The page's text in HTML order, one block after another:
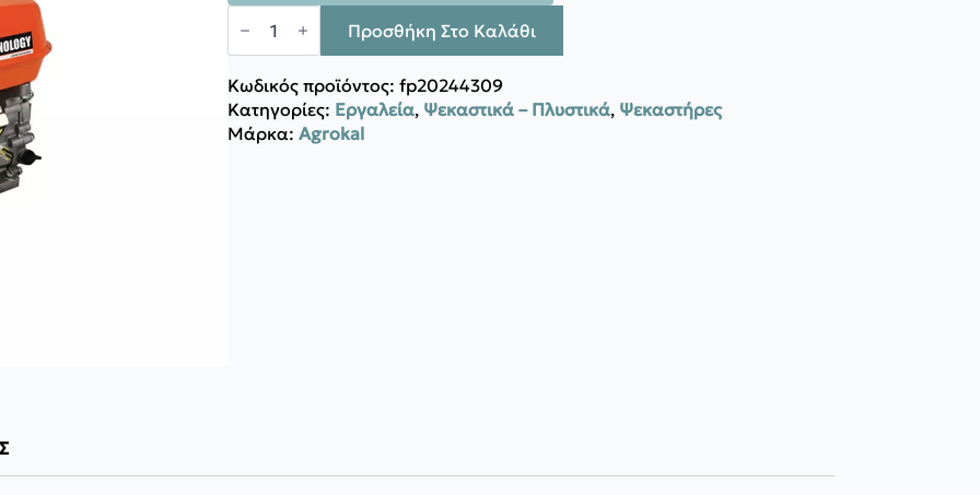
Agrokal
ΚΙΝΗΤΗΡΑΣ
Προσθήκη Στο Καλάθι
Κωδικός προϊόντος: fp20244309
Κατηγορίες: Εργαλεία, Ψεκαστικά – Πλυστικά, Ψεκαστήρες
Μάρκα: Agrokal